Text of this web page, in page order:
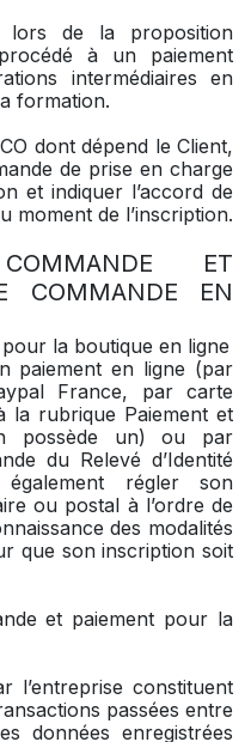
lors de la proposition
à un paiement
intermédiaires en
formation.
dont dépend le Client,
de prise en charge
et indiquer l’accord de
moment de l’inscription.
ET
COMMANDE EN
la boutique en ligne
paiement en ligne (par
France, par carte
la rubrique Paiement et
possède un) ou par
du Relevé d’Identité
régler son
ou postal à l’ordre de
des modalités
que son inscription soit
et paiement pour la
l’entreprise constituent
passées entre
données enregistrées